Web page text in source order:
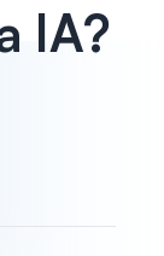
IA?